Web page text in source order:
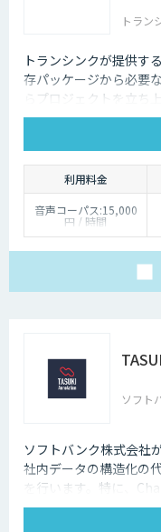
トラン
トランシンクが提供す
存パッケージから必要
らプロジェクトを立ち
モデルの開発ができま
利用料金
音声コーパス:15,000
円 / 時間
人物写真画像収集:300
ソフト
ソフトバンク株式会社
社内データの構造化の
を行います。特に、
図表などの情報も回答